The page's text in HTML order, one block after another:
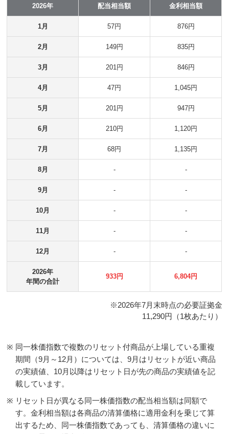
2026年 配当相当額 金利相当額
1月 57円 876円
2月 149円 835円
3月 201円 846円
4月 47円 1,045円
5月 201円 947円
6月 210円 1,120円
7月 68円 1,135円
8月 - -
9月 - -
10月 - -
11月 - -
12月 - -
2026年
年間の合計
933円 6,804円
※2026年7月 末時点の必要証拠金
11,290円（1枚あたり）
※ 同一株価指数で複数のリセット付商品が上場している重複
期間（9月～12月）については、9月はリセットが近い商品
の実績値、10月以降はリセット日が先の商品の実績値を記
載しています。
※ リセット日が異なる同一株価指数の配当相当額は同額で
す。金利相当額は各商品の清算価格に適用金利を乗じて算
出するため、同一株価指数であっても、清算価格の違いに